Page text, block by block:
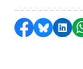
Delen op
Delen